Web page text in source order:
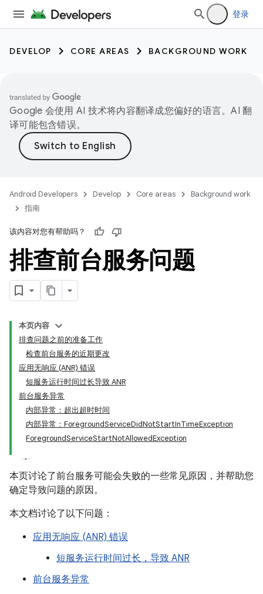
登录
DEVELOP CORE AREAS BACKGROUND WORK
Google 会使用 AI 技术将内容翻译成您偏好的语言。AI 翻
译可能包含错误。
Android Developers Develop Core areas
Background work
指南
该内容对您有帮助吗？
排查前台服务问题
本页内容
排查问题之前的准备工作
检查前台服务的近期更改
应用无响应 (ANR) 错误
短服务运行时间过长导致 ANR
前台服务异常
内部异常：超出超时时间
内部异常：ForegroundServiceDidNotStartInTimeException
ForegroundServiceStartNotAllowedException
本页讨论了前台服务可能会失败的一些常见原因，并帮助您
确定导致问题的原因。
本文档讨论了以下问题：
应用无响应 (ANR) 错误
短服务运行时间过长，导致 ANR
前台服务异常